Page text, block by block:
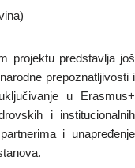
projektu predstavlja još
prepoznatljivosti i
u Erasmus+
i institucionalnih
i unapređenje